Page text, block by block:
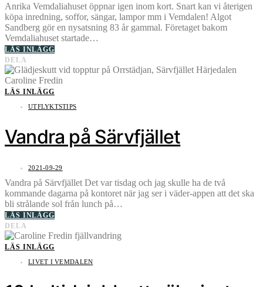
Anrika Vemdaliahuset öppnar igen inom kort. Snart kan vi återigen
köpa inredning, soffor, sängar, lampor mm i Vemdalen! Algot
Sandberg gör en nysatsning 83 år gammal. Företaget bakom
Vemdaliahuset startade…
LÄS INLÄGG
DELA
LÄS INLÄGG
UTFLYKTSTIPS
Vandra på Särvfjället
2021-09-29
Vandra på Särvfjället Det var tisdag och jag skulle ha de två
kommande dagarna på kontoret när jag ser i väder-appen att det ska
bli strålande sol från lunch på…
LÄS INLÄGG
DELA
LÄS INLÄGG
LIVET I VEMDALEN